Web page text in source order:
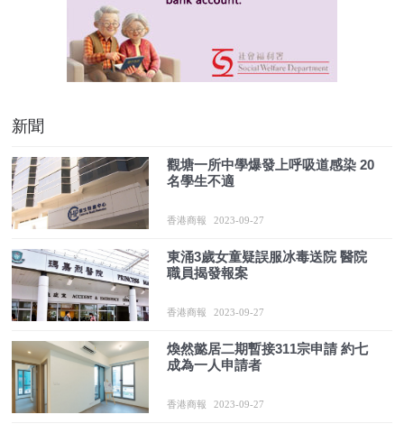
新聞
觀塘一所中學爆發上呼吸道感染 20
名學生不適
香港商報 2023-09-27
東涌3歲女童疑誤服冰毒送院 醫院
職員揭發報案
香港商報 2023-09-27
煥然懿居二期暫接311宗申請 約七
成為一人申請者
香港商報 2023-09-27